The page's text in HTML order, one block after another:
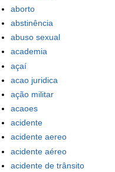
aborto
abstinência
abuso sexual
academia
açaí
acao juridica
ação militar
acaoes
acidente
acidente aereo
acidente aéreo
acidente de trânsito